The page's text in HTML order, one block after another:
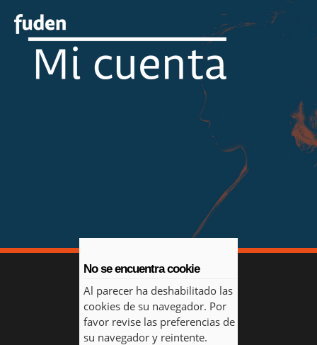
No se encuentra cookie
Al parecer ha deshabilitado las
cookies de su navegador. Por
favor revise las preferencias de
su navegador y reintente.